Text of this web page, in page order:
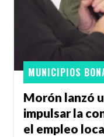
Morón lanzó
impulsar la
el empleo
MUNICIPIOS